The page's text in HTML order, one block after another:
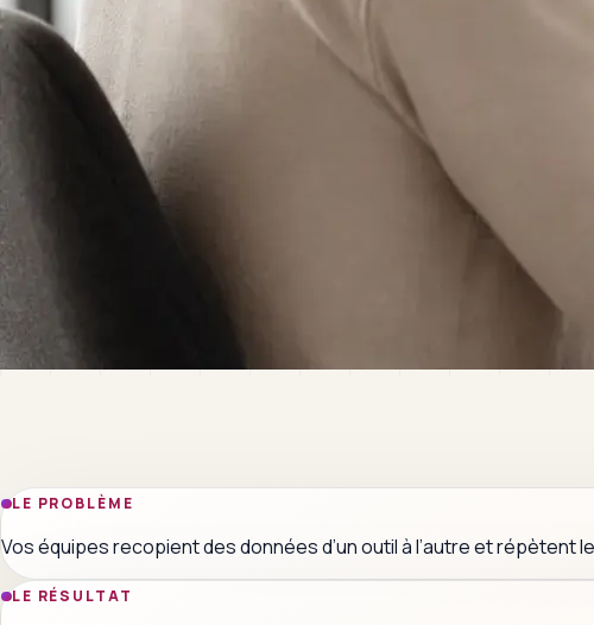
LE PROBLÈME
Vos équipes recopient des données d’un outil à l’autre et répètent
LE RÉSULTAT